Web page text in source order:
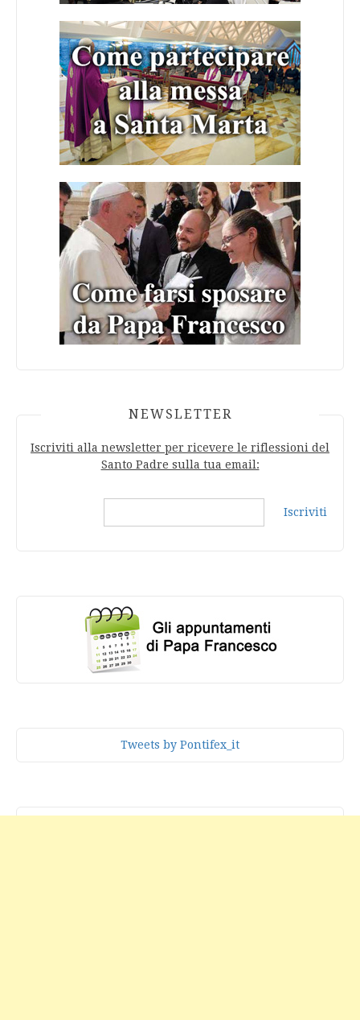
NEWSLETTER
Iscriviti alla newsletter per ricevere le riflessioni del
Santo Padre sulla tua email:
Iscriviti
Tweets by Pontifex_it